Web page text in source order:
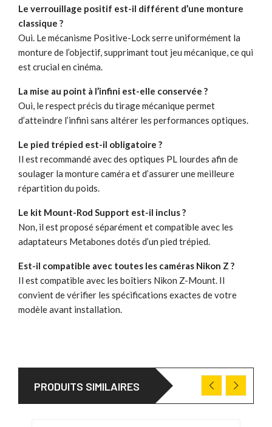
Le verrouillage positif est-il différent d’une monture
classique ?
Oui. Le mécanisme Positive-Lock serre uniformément la
monture de l’objectif, supprimant tout jeu mécanique, ce qui
est crucial en cinéma.
La mise au point à l’infini est-elle conservée ?
Oui, le respect précis du tirage mécanique permet
d’atteindre l’infini sans altérer les performances optiques.
Le pied trépied est-il obligatoire ?
Il est recommandé avec des optiques PL lourdes afin de
soulager la monture caméra et d’assurer une meilleure
répartition du poids.
Le kit Mount-Rod Support est-il inclus ?
Non, il est proposé séparément et compatible avec les
adaptateurs Metabones dotés d’un pied trépied.
Est-il compatible avec toutes les caméras Nikon Z ?
Il est compatible avec les boîtiers Nikon Z-Mount. Il
convient de vérifier les spécifications exactes de votre
modèle avant installation.
PRODUITS SIMILAIRES